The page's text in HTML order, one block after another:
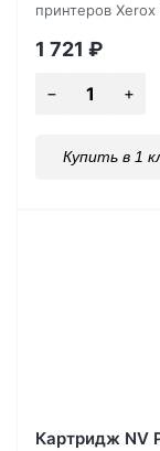
принтеров
1 721 ₽
Купить в 1
Картридж NV